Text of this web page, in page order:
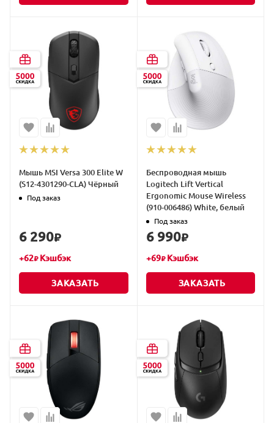
Мышь MSI Versa 300 Elite W
(S12-4301290-CLA) Чёрный
Под заказ
6 290₽
+62₽Кэшбэк
ЗАКАЗАТЬ
Беспроводная мышь
Logitech Lift Vertical
Ergonomic Mouse Wireless
(910-006486) White, белый
Под заказ
6 990₽
+69₽Кэшбэк
ЗАКАЗАТЬ